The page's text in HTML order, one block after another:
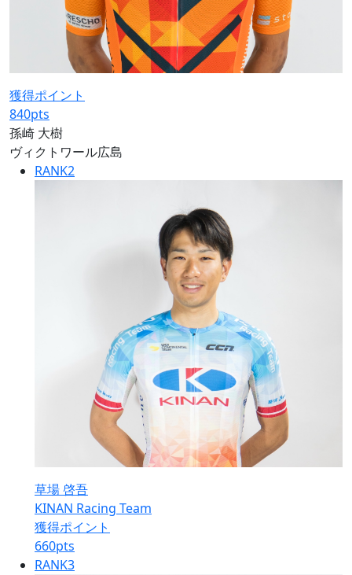
獲得ポイント
840pts
孫崎 大樹
ヴィクトワール広島
RANK2
草場 啓吾
KINAN Racing Team
獲得ポイント
660pts
RANK3